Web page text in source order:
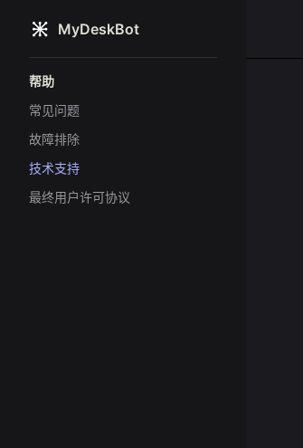
Skip to content
MyDeskBot
帮助
常见问题
故障排除
技术支持
最终用户许可协议